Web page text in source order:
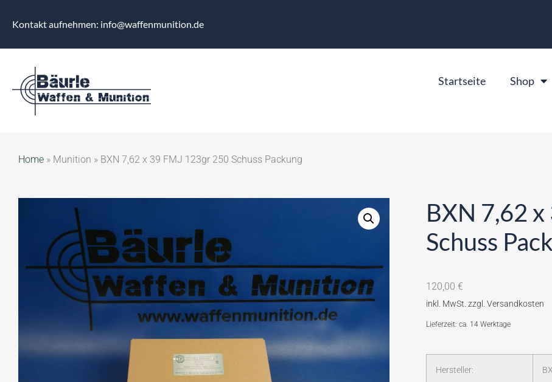
Kontakt aufnehmen: info@waffenmunition.de
Startseite Shop
Home » Munition » BXN 7,62 x 39 FMJ 123gr 250 Schuss Packung
BXN 7,62
Schuss
120,00 €
Lieferzeit: ca. 14 Werktage
Hersteller: